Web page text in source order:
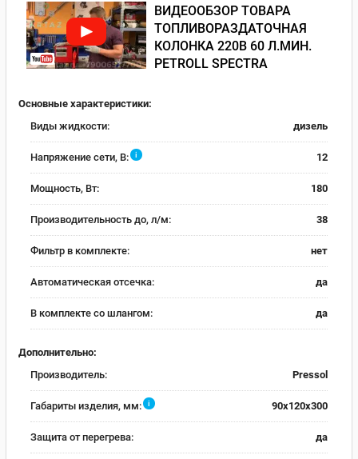
ВИДЕООБЗОР ТОВАРА
ТОПЛИВОРАЗДАТОЧНАЯ
КОЛОНКА 220В 60 Л.МИН.
PETROLL SPECTRA
Основные характеристики:
Виды жидкости:
дизель
Напряжение сети, В: i 12
Мощность, Вт: 180
Производительность до, л/м: 38
Фильтр в комплекте: нет
Автоматическая отсечка: да
В комплекте со шлангом: да
Дополнительно:
Производитель:
Pressol
Габариты изделия, мм: i 90x120x300
Защита от перегрева: да